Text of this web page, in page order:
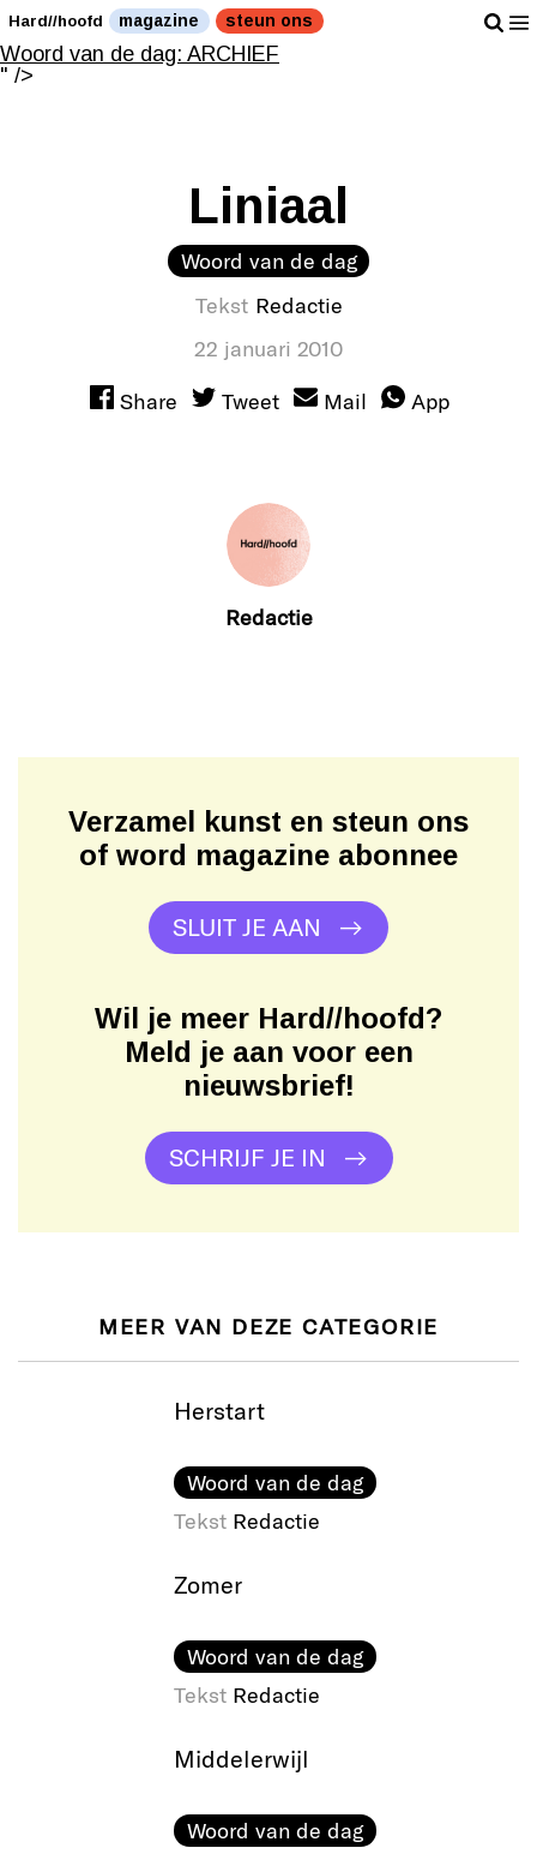
Woord van de dag: ARCHIEF
" />
Woord van de dag: ARCHIEF
" />
Hard//hoofd magazine steun ons
Liniaal
Woord van de dag
Tekst Redactie
22 januari 2010
Share
Tweet Mail App
Redactie
Verzamel kunst en steun ons
of word magazine abonnee
SLUIT JE AAN
Wil je meer Hard//hoofd?
Meld je aan voor een
nieuwsbrief!
SCHRIJF JE IN
MEER VAN DEZE CATEGORIE
Herstart
Woord van de dag
Tekst Redactie
Zomer
Woord van de dag
Tekst Redactie
Middelerwijl
Woord van de dag